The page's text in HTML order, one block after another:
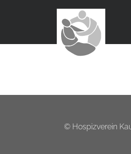
© Hospizverein